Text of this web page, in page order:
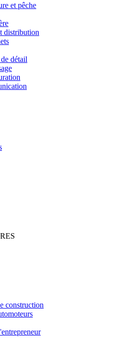
et pêche
distribution
détail
construction